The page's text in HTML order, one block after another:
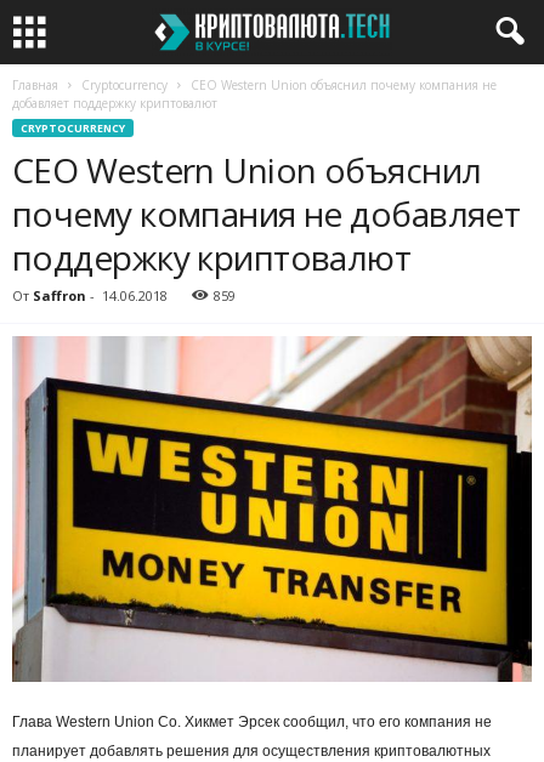
Главная Cryptocurrency
CEO Western Union объяснил почему компания не
добавляет поддержку криптовалют
CRYPTOCURRENCY
CEO Western Union объяснил
почему компания не добавляет
поддержку криптовалют
От Saffron - 14.06.2018 859
Глава Western Union Co. Хикмет Эрсек сообщил, что его компания не
планирует добавлять решения для осуществления криптовалютных